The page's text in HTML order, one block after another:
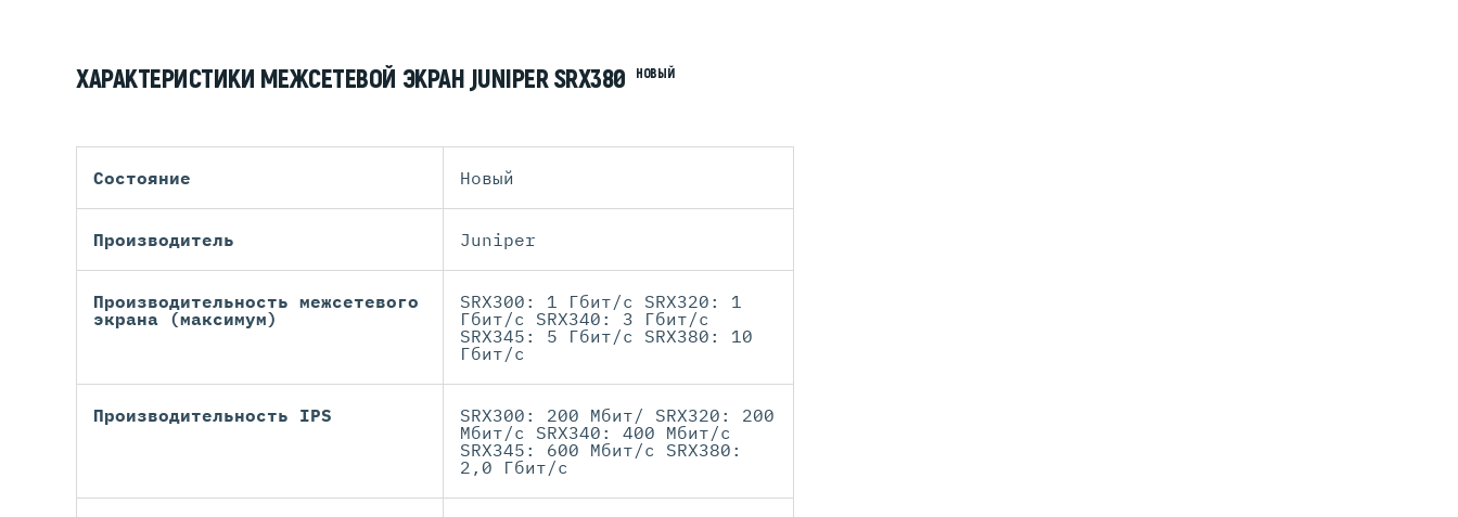
ХАРАКТЕРИСТИКИ МЕЖСЕТЕВОЙ ЭКРАН JUNIPER SRX380 НОВЫЙ
Состояние Новый
Производитель Juniper
Производительность межсетевого
экрана (максимум)
SRX300: 1 Гбит/с SRX320: 1
Гбит/с SRX340: 3 Гбит/с
SRX345: 5 Гбит/с SRX380: 10
Гбит/с
Производительность IPS
SRX300: 200 Мбит/ SRX320: 200
Мбит/с SRX340: 400 Мбит/с
SRX345: 600 Мбит/с SRX380:
2,0 Гбит/с